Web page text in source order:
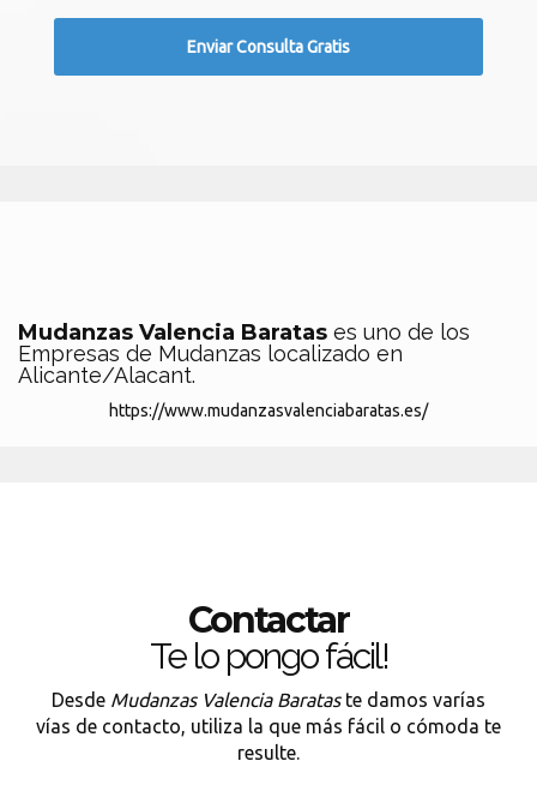
Mudanzas Valencia Baratas es uno de los
Empresas de Mudanzas localizado en
Alicante/Alacant.
https://www.mudanzasvalenciabaratas.es/
Contactar
Te lo pongo fácil!
Desde Mudanzas Valencia Barataste damos varías
vías de contacto, utiliza la que más fácil o cómoda te
resulte.